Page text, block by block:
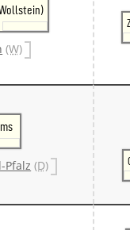
(W)
Pfalz (D)